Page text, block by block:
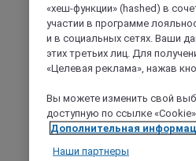
«хеш-функции» (hashed) в
участии в программе
и в социальных сетях. Ваши
этих третьих лиц. Для
«Целевая реклама», нажав
Вы можете изменить свой
доступную по ссылке
Дополнительная
Наши партнеры